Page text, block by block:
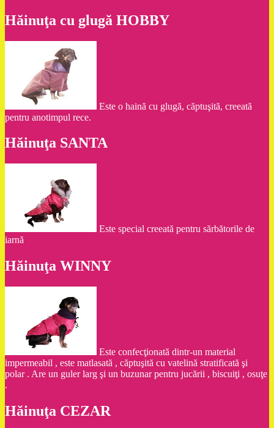
Hăinuţa cu glugă HOBBY
Este o haină cu glugă, căptuşită, creeată
pentru anotimpul rece.
Hăinuţa SANTA
Este special creeată pentru sărbătorile de
iarnă
Hăinuţa WINNY
Este confecţionată dintr-un material
impermeabil , este matlasată , căptuşită cu vatelină stratificată şi
polar . Are un guler larg şi un buzunar pentru jucării , biscuiţi , osuţe
.
Hăinuţa CEZAR